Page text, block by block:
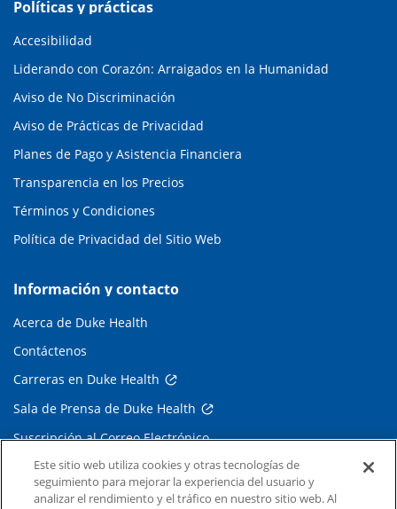
Políticas y prácticas
Accesibilidad
Liderando con Corazón: Arraigados en la Humanidad
Aviso de No Discriminación
Aviso de Prácticas de Privacidad
Planes de Pago y Asistencia Financiera
Transparencia en los Precios
Términos y Condiciones
Política de Privacidad del Sitio Web
Información y contacto
Acerca de Duke Health
Contáctenos
Carreras en Duke Health
Sala de Prensa de Duke Health
Suscripción al Correo Electrónico
Médicos Derivadores
Este sitio web utiliza cookies y otras tecnologías de
seguimiento para mejorar la experiencia del usuario y
analizar el rendimiento y el tráfico en nuestro sitio web. Al